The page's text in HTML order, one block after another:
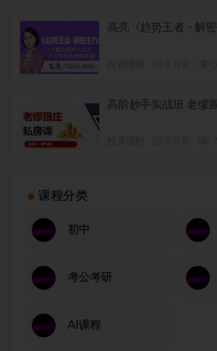
高亮《趋势王者・解
高阶妙手实战班 老缪
课程分类
初中
考公考研
AI课程